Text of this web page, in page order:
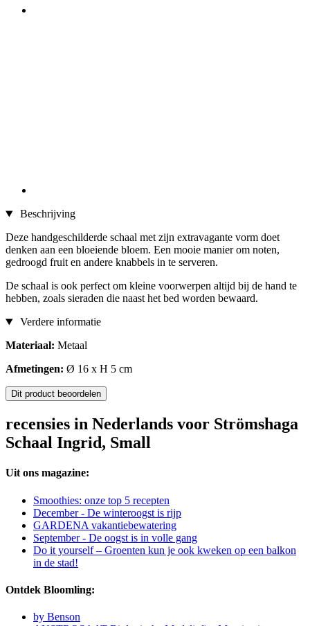
Beschrijving
Deze handgeschilderde schaal met zijn extravagante vorm doet
denken aan een bloeiende bloem. Een mooie manier om noten,
gedroogd fruit en andere knabbels in te serveren.
De schaal is ook perfect om kleine voorwerpen altijd bij de hand te
hebben, zoals sieraden die naast het bed worden bewaard.
Verdere informatie
Materiaal: Metaal
Afmetingen: Ø 16 x H 5 cm
Dit product beoordelen
recensies in Nederlands voor Strömshaga
Schaal Ingrid, Small
Uit ons magazine:
Smoothies: onze top 5 recepten
December - De winteroogst is rijp
GARDENA vakantiebewatering
September - De oogst is in volle gang
Do it yourself – Groenten kun je ook kweken op een balkon
in de stad!
Ontdek Bloomling:
by Benson